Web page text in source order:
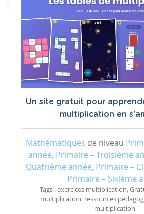
Un site gratuit pour
multiplication en
Mathématiques de niveau
année, Primaire – Troisième
Quatrième année, Primaire –
Primaire – Sixième
Tags : exercices multiplication,
multiplication, ressources
multiplication